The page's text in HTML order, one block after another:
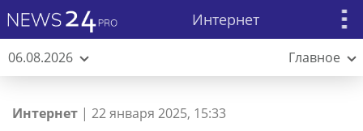
Интернет
06.08.2026 Главное
Интернет | 22 января 2025, 15:33